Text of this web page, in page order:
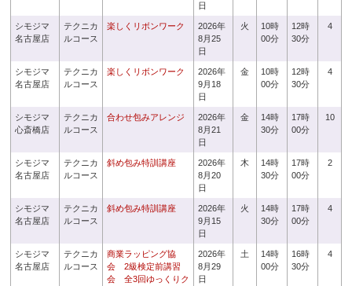
日
シモジマ
名古屋店
テクニカ
ルコース
楽しくリボンワーク
2026年
8月25
日
火
10時
00分
12時
30分
4
シモジマ
名古屋店
テクニカ
ルコース
楽しくリボンワーク
2026年
9月18
日
金
10時
00分
12時
30分
4
シモジマ
心斎橋店
テクニカ
ルコース
合わせ包みアレンジ
2026年
8月21
日
金
14時
30分
17時
00分
10
シモジマ
名古屋店
テクニカ
ルコース
斜め包み特訓講座
2026年
8月20
日
木
14時
30分
17時
00分
2
シモジマ
名古屋店
テクニカ
ルコース
斜め包み特訓講座
2026年
9月15
日
火
14時
30分
17時
00分
4
シモジマ
名古屋店
テクニカ
ルコース
商業ラッピング協
会 2級検定前講習
会 全3回ゆっくりク
2026年
8月29
日
土
14時
00分
16時
30分
4